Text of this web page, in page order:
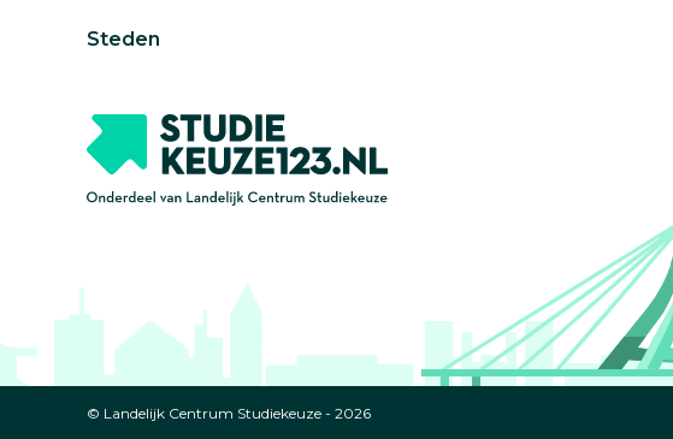
Steden
© Landelijk Centrum Studiekeuze - 2026